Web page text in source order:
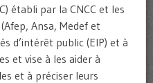
établi par la CNCC et les
Ansa, Medef et
d’intérêt public (EIP) et à
et vise à les aider à
et à préciser leurs